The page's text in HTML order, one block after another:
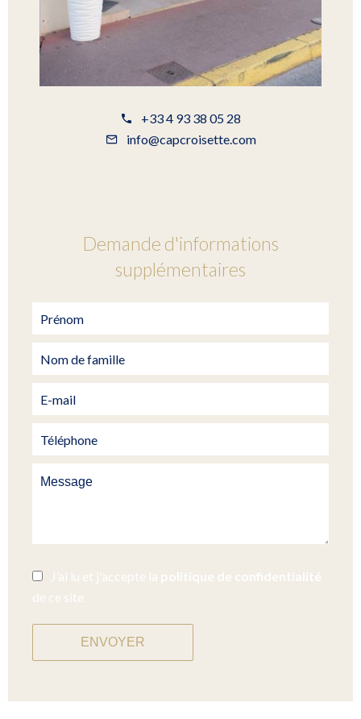
+33 4 93 38 05 28
info@capcroisette.com
Demande d'informations
supplémentaires
J’ai lu et j'accepte la politique de confidentialité
de ce site
ENVOYER